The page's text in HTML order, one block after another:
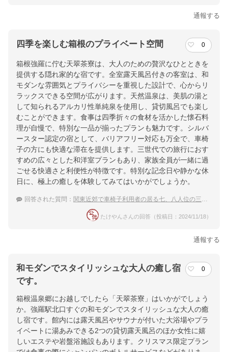
通報する
四季を楽しむ箱根のプライベート空間 0
箱根強羅に佇む天翠茶寮は、大人のための贅沢なひとときを
提供する隠れ家的な宿です。全室露天風呂付きの客室は、和
モダンな雰囲気とプライバシーを重視した設計で、心からリ
ラックスできる空間が広がります。天然温泉は、美肌の湯と
して知られるアルカリ性単純泉を使用し、貸切風呂でも楽し
むことができます。食事は四季折々の食材を活かした懐石料
理が自慢で、特別な一品が揃ったプランも魅力です。シルバ
ースター認定の宿として、バリアフリー対応も万全で、車椅
子の方にも快適な滞在を提供します。三世代での旅行におす
すめの広々とした和洋室プランもあり、家族全員が一緒に過
ごせる快適さと利便性が特徴です。特別な記念日や静かな休
日に、極上の癒しを体験してみてはいかがでしょうか。
回答された質問： 関東近郊で車椅子利用者の居る七、八人位の三世代家族が泊まれるバリアフリー対応の宿を探してます。
たけやんさんの回答（投稿日：2024/11/18）
通報する
和モダンでスタイリッシュな大人の癒し宿
です。
0
箱根温泉郷にお越しでしたら「天翠茶寮」はいかがでしょう
か。強羅駅北口すぐの和モダンでスタイリッシュな大人の癒
し宿です。館内には露天風呂やサウナが付いた大浴場やプラ
イベートに湯あみできる2つの貸切露天風呂のほか女性に嬉
しいエステや岩盤浴施設もあります。クリスマス限定プラン